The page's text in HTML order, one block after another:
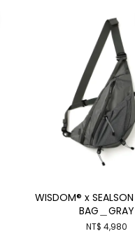
WISDOM® x SEALSON
BAG＿GRAY
NT$ 4,980